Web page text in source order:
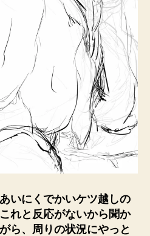
いにくでかいケツ越しの
れと反応がないから聞か
ら、周りの状況にやっと